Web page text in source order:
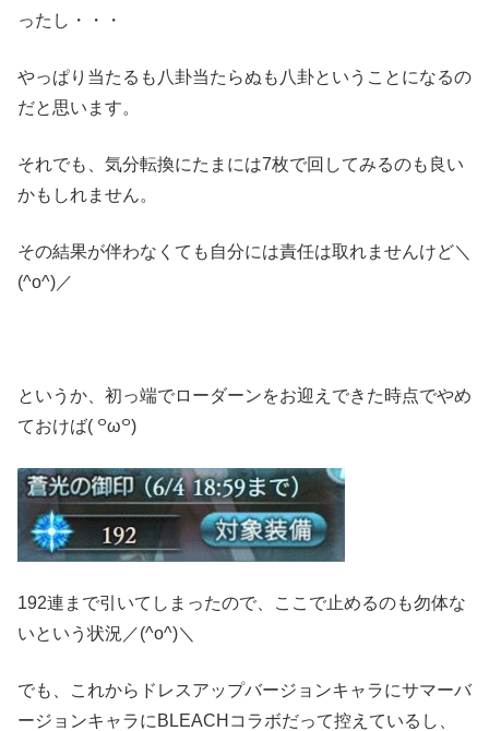
ったし・・・
やっぱり当たるも八卦当たらぬも八卦ということになるの
だと思います。
それでも、気分転換にたまには7枚で回してみるのも良い
かもしれません。
その結果が伴わなくても自分には責任は取れませんけど＼
(^o^)／
というか、初っ端でローダーンをお迎えできた時点でやめ
ておけば( ꒪ω꒪)
192連まで引いてしまったので、ここで止めるのも勿体な
いという状況／(^o^)＼
でも、これからドレスアップバージョンキャラにサマーバ
ージョンキャラにBLEACHコラボだって控えているし、